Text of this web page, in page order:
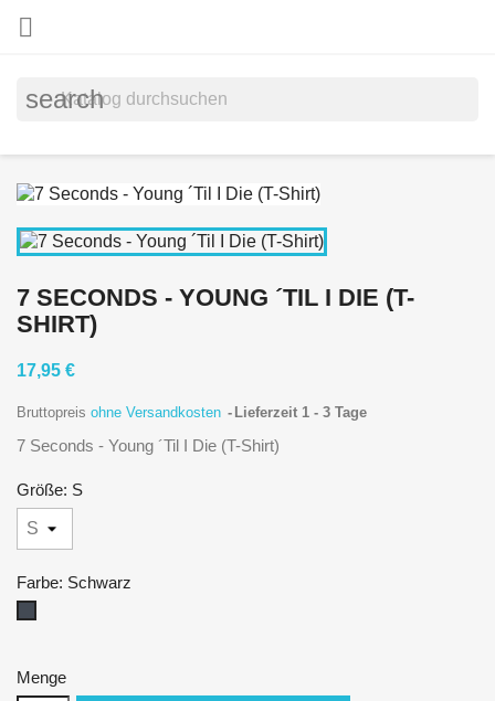

search
7 SECONDS - YOUNG ´TIL I DIE (T-
SHIRT)
17,95 €
Bruttopreis ohne Versandkosten Lieferzeit 1 - 3 Tage
7 Seconds - Young ´Til I Die (T-Shirt)
Größe: S
Farbe: Schwarz
Menge